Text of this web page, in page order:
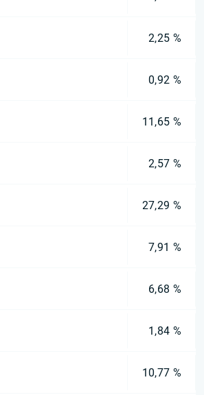
2,25 %
0,92 %
11,65 %
2,57 %
27,29 %
7,91 %
6,68 %
1,84 %
10,77 %